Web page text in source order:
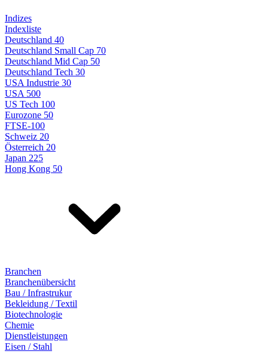
Indizes
Indexliste
Deutschland 40
Deutschland Small Cap 70
Deutschland Mid Cap 50
Deutschland Tech 30
USA Industrie 30
USA 500
US Tech 100
Eurozone 50
FTSE-100
Schweiz 20
Österreich 20
Japan 225
Hong Kong 50
Branchen
Branchenübersicht
Bau / Infrastrukur
Bekleidung / Textil
Biotechnologie
Chemie
Dienstleistungen
Eisen / Stahl